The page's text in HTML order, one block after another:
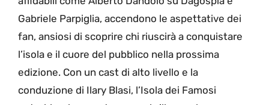
Gabriele Parpiglia, accendono le aspettative dei
fan, ansiosi di scoprire chi riuscirà a conquistare
l’isola e il cuore del pubblico nella prossima
edizione. Con un cast di alto livello e la
conduzione di Ilary Blasi, l’Isola dei Famosi